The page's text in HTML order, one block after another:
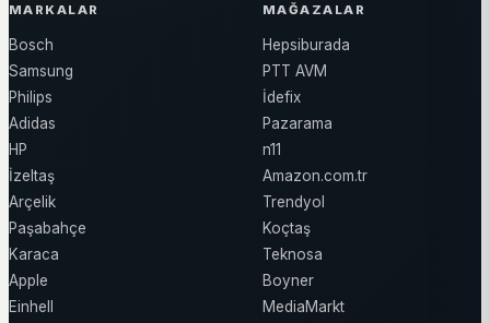
MARKALAR
Bosch
Samsung
Philips
Adidas
HP
İzeltaş
Arçelik
Paşabahçe
Karaca
Apple
Einhell
MAĞAZALAR
Hepsiburada
PTT AVM
İdefix
Pazarama
n11
Amazon.com.tr
Trendyol
Koçtaş
Teknosa
Boyner
MediaMarkt